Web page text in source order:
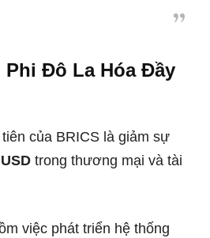
Đô La Hóa Đầy
của BRICS là giảm sự
USD trong thương mại và tài
việc phát triển hệ thống